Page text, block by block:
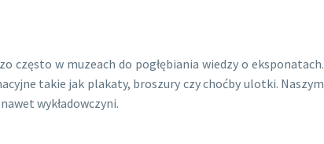
często w muzeach do pogłębiania wiedzy o eksponatach.
takie jak plakaty, broszury czy choćby ulotki. Naszym
wykładowczyni.